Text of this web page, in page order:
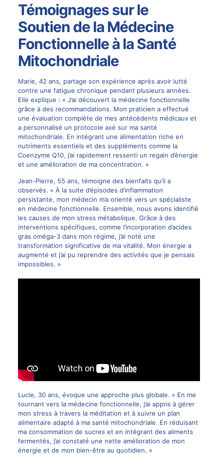
Témoignages sur le
Soutien de la Médecine
Fonctionnelle à la Santé
Mitochondriale
Marie, 42 ans, partage son expérience après avoir lutté
contre une fatigue chronique pendant plusieurs années.
Elle explique : « J’ai découvert la médecine fonctionnelle
grâce à des recommandations. Mon praticien a effectué
une évaluation complète de mes antécédents médicaux et
a personnalisé un protocole axé sur ma santé
mitochondriale. En intégrant une alimentation riche en
nutriments essentiels et des suppléments comme la
Coenzyme Q10, j’ai rapidement ressenti un regain d’énergie
et une amélioration de ma concentration. »
Jean-Pierre, 55 ans, témoigne des bienfaits qu’il a
observés. « À la suite d’épisodes d’inflammation
persistante, mon médecin m’a orienté vers un spécialiste
en médecine fonctionnelle. Ensemble, nous avons identifié
les causes de mon stress métabolique. Grâce à des
interventions spécifiques, comme l’incorporation d’acides
gras oméga-3 dans mon régime, j’ai noté une
transformation significative de ma vitalité. Mon énergie a
augmenté et j’ai pu reprendre des activités que je pensais
impossibles. »
Lucie, 30 ans, évoque une approche plus globale. « En me
tournant vers la médecine fonctionnelle, j’ai appris à gérer
mon stress à travers la méditation et à suivre un plan
alimentaire adapté à ma santé mitochondriale. En réduisant
ma consommation de sucres et en intégrant des aliments
fermentés, j’ai constaté une nette amélioration de mon
énergie et de mon bien-être au quotidien. »